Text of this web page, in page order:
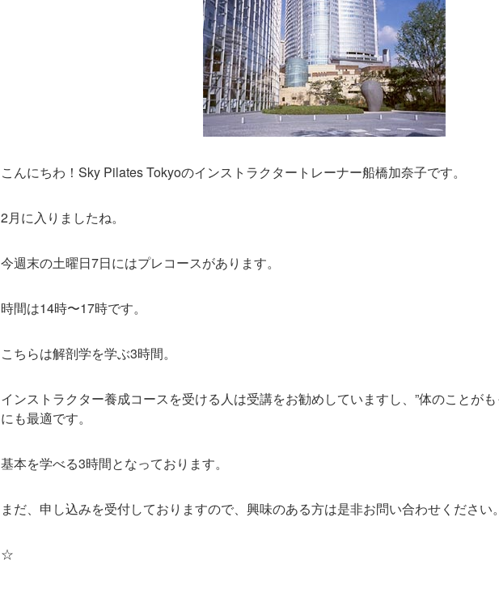
こんにちわ！Sky Pilates Tokyoのインストラクタートレーナー船橋加奈子です。
2月に入りましたね。
今週末の土曜日7日にはプレコースがあります。
時間は14時〜17時です。
こちらは解剖学を学ぶ3時間。
インストラクター養成コースを受ける人は受講をお勧めしていますし、”体のことが
にも最適です。
基本を学べる3時間となっております。
まだ、申し込みを受付しておりますので、興味のある方は是非お問い合わせください。
☆